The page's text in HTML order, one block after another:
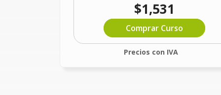
$1,531
Comprar Curso
Precios con IVA